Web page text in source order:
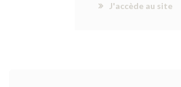
J'accède au site